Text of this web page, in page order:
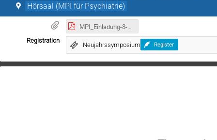
Hörsaal (MPI für Psychiatrie)
MPI_Einladung-8-Neujahrssymposium25_171224-low.pdf
Registration
Neujahrssymposium Register